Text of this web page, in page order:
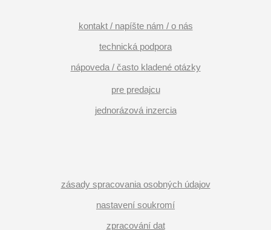
kontakt / napíšte nám / o nás
technická podpora
nápoveda / často kladené otázky
pre predajcu
jednorázová inzercia
zásady spracovania osobných údajov
nastavení soukromí
zpracování dat